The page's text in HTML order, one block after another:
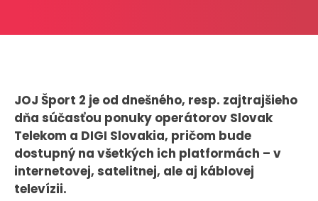
Kariéra
PRESS
Tlačové správy
B2B Rozhovory
JOJ Šport 2 je od dnešného, resp. zajtrajšieho
dňa súčasťou ponuky operátorov Slovak
Telekom a DIGI Slovakia, pričom bude
dostupný na všetkých ich platformách – v
internetovej, satelitnej, ale aj káblovej
televízii.